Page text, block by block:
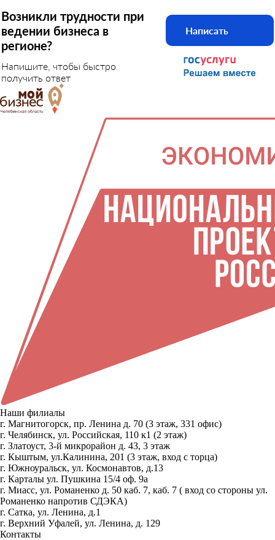
Возникли трудности при
ведении бизнеса в
регионе?
Напишите, чтобы быстро
получить ответ
Написать
Наши филиалы
г. Магнитогорск, пр. Ленина д. 70 (3 этаж, 331 офис)
г. Челябинск, ул. Российская, 110 к1 (2 этаж)
г. Златоуст, 3-й микрорайон д. 43, 3 этаж
г. Кыштым, ул.Калинина, 201 (3 этаж, вход с торца)
г. Южноуральск, ул. Космонавтов, д.13
г. Карталы ул. Пушкина 15/4 оф. 9а
г. Миасс, ул. Романенко д. 50 каб. 7, каб. 7 ( вход со стороны ул.
Романенко напротив СДЭКА)
г. Сатка, ул. Ленина, д.1
г. Верхний Уфалей, ул. Ленина, д. 129
Контакты